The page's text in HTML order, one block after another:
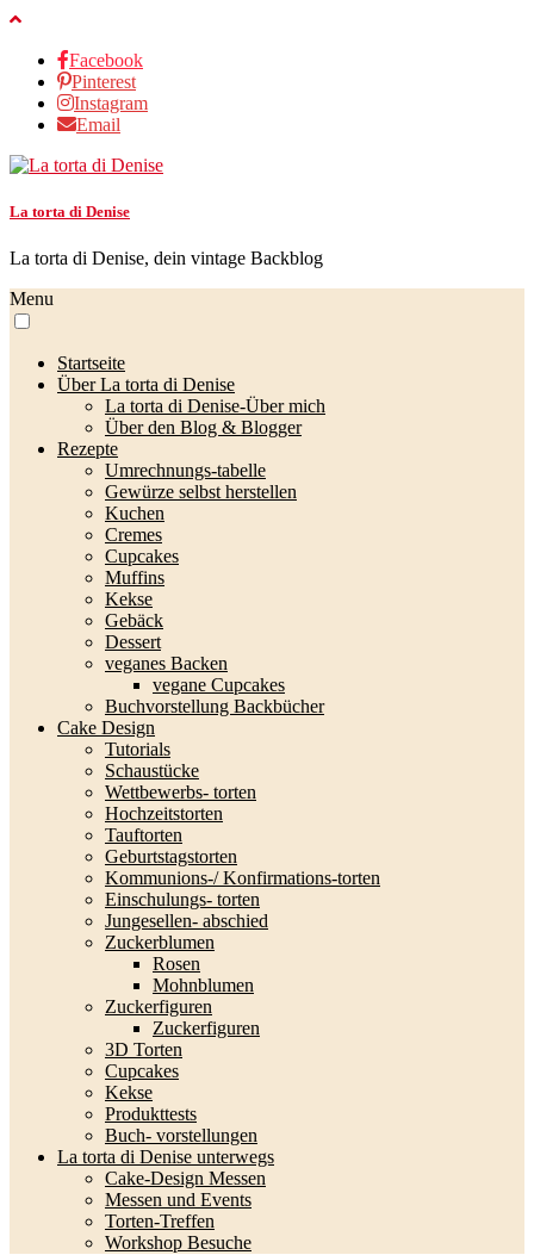
Facebook
Pinterest
Instagram
Email
La torta di Denise
La torta di Denise, dein vintage Backblog
Menu
Startseite
Über La torta di Denise
La torta di Denise-Über mich
Über den Blog & Blogger
Rezepte
Umrechnungs-tabelle
Gewürze selbst herstellen
Kuchen
Cremes
Cupcakes
Muffins
Kekse
Gebäck
Dessert
veganes Backen
vegane Cupcakes
Buchvorstellung Backbücher
Cake Design
Tutorials
Schaustücke
Wettbewerbs- torten
Hochzeitstorten
Tauftorten
Geburtstagstorten
Kommunions-/ Konfirmations-torten
Einschulungs- torten
Jungesellen- abschied
Zuckerblumen
Rosen
Mohnblumen
Zuckerfiguren
Zuckerfiguren
3D Torten
Cupcakes
Kekse
Produkttests
Buch- vorstellungen
La torta di Denise unterwegs
Cake-Design Messen
Messen und Events
Torten-Treffen
Workshop Besuche